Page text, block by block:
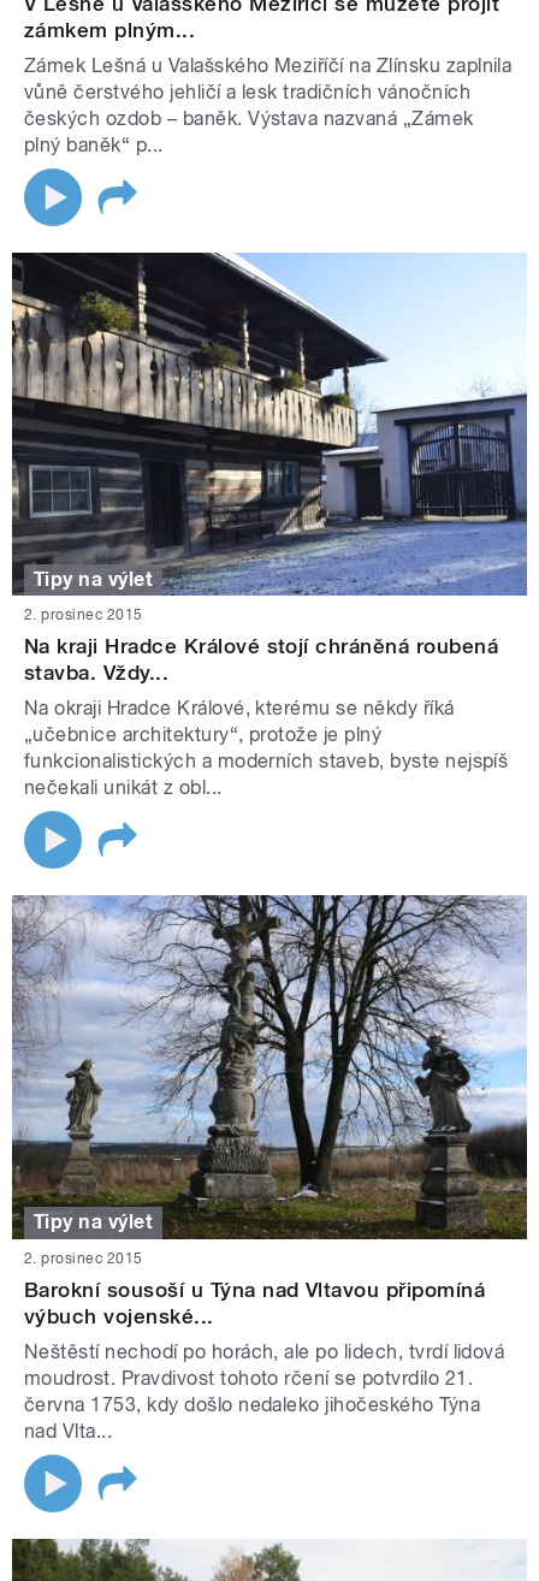
zámkem plným...
Zámek Lešná u Valašského Meziříčí na Zlínsku zaplnila
vůně čerstvého jehličí a lesk tradičních vánočních
českých ozdob – baněk. Výstava nazvaná „Zámek
plný baněk“ p...
Tipy na výlet
2. prosinec 2015
Na kraji Hradce Králové stojí chráněná roubená
stavba. Vždy...
Na okraji Hradce Králové, kterému se někdy říká
„učebnice architektury“, protože je plný
funkcionalistických a moderních staveb, byste nejspíš
nečekali unikát z obl...
Tipy na výlet
2. prosinec 2015
Barokní sousoší u Týna nad Vltavou připomíná
výbuch vojenské...
Neštěstí nechodí po horách, ale po lidech, tvrdí lidová
moudrost. Pravdivost tohoto rčení se potvrdilo 21.
června 1753, kdy došlo nedaleko jihočeského Týna
nad Vlta...